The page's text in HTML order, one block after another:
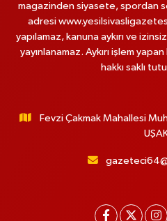
magazinden siyasete, spordan
adresi
yapılamaz, kanuna aykırı ve
yayınlanamaz. Aykırı işlem
hakkı saklı
Fevzi Çakmak Mahallesi